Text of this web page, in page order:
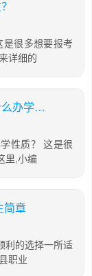
是很多想要报考
详细的
四川省邻水县兴仁职业中学怎么样？是什么办学性质？
性质？ 这是很
里,小编
简章
利的选择一所适
职业